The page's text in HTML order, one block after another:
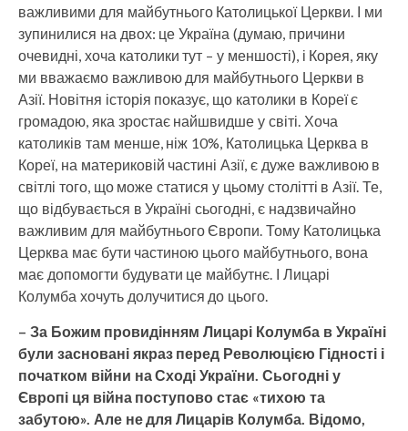
важливими для майбутнього Католицької Церкви. І ми
зупинилися на двох: це Україна (думаю, причини
очевидні, хоча католики тут – у меншості), і Корея, яку
ми вважаємо важливою для майбутнього Церкви в
Азії. Новітня історія показує, що католики в Кореї є
громадою, яка зростає найшвидше у світі. Хоча
католиків там менше, ніж 10%, Католицька Церква в
Кореї, на материковій частині Азії, є дуже важливою в
світлі того, що може статися у цьому столітті в Азії. Те,
що відбувається в Україні сьогодні, є надзвичайно
важливим для майбутнього Європи. Тому Католицька
Церква має бути частиною цього майбутнього, вона
має допомогти будувати це майбутнє. І Лицарі
Колумба хочуть долучитися до цього.
– За Божим провидінням Лицарі Колумба в Україні
були засновані якраз перед Революцією Гідності і
початком війни на Сході України. Сьогодні у
Європі ця війна поступово стає «тихою та
забутою». Але не для Лицарів Колумба. Відомо,